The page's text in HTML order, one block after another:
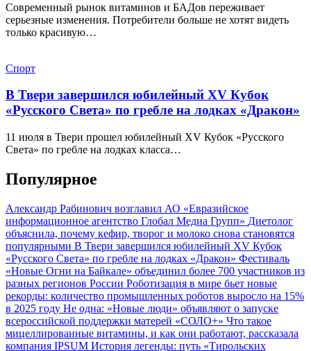
Современный рынок витаминов и БАДов переживает
серьезные изменения. Потребители больше не хотят видеть
только красивую…
Спорт
В Твери завершился юбилейный XV Кубок
«Русского Света» по гребле на лодках «Дракон»
11 июля в Твери прошел юбилейный XV Кубок «Русского
Света» по гребле на лодках класса…
Популярное
Александр Рабинович возглавил АО «Евразийское
информационное агентство Глобал Медиа Групп» Диетолог
объяснила, почему кефир, творог и молоко снова становятся
популярными В Твери завершился юбилейный XV Кубок
«Русского Света» по гребле на лодках «Дракон» Фестиваль
«Новые Огни на Байкале» объединил более 700 участников из
разных регионов России Роботизация в мире бьет новые
рекорды: количество промышленных роботов выросло на 15%
в 2025 году Не одна: «Новые люди» объявляют о запуске
всероссийской поддержки матерей «СОЛО+» Что такое
мицеллированные витамины, и как они работают, рассказала
компания IPSUM История легенды: путь «Тирольских